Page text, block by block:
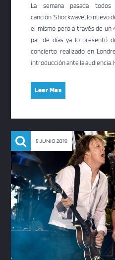
La semana pasada
canción ‘Shockwave‘, lo
el mismo pero a través de un
par de días ya lo presentó
concierto realizado en
introducción ante la audiencia.
Leer Mas
5 JUNIO 2019